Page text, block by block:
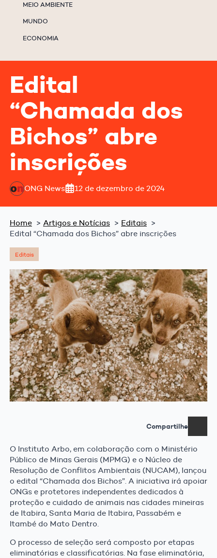
MEIO AMBIENTE
MUNDO
ECONOMIA
Edital
“Chamada dos
Bichos” abre
inscrições
ONG News 12 de dezembro de 2024
Home Artigos e Notícias
Editais
Edital “Chamada dos Bichos” abre inscrições
Editais
Compartilhe
O Instituto Arbo, em colaboração com o Ministério
Público de Minas Gerais (MPMG) e o Núcleo de
Resolução de Conflitos Ambientais (NUCAM), lançou
o edital “Chamada dos Bichos”. A iniciativa irá apoiar
ONGs e protetores independentes dedicados à
proteção e cuidado de animais nas cidades mineiras
de Itabira, Santa Maria de Itabira, Passabém e
Itambé do Mato Dentro.
O processo de seleção será composto por etapas
eliminatórias e classificatórias. Na fase eliminatória,